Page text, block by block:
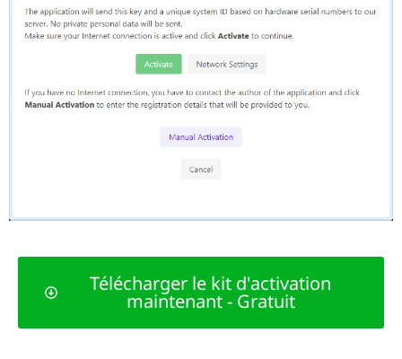
Télécharger le kit d'activation
maintenant - Gratuit